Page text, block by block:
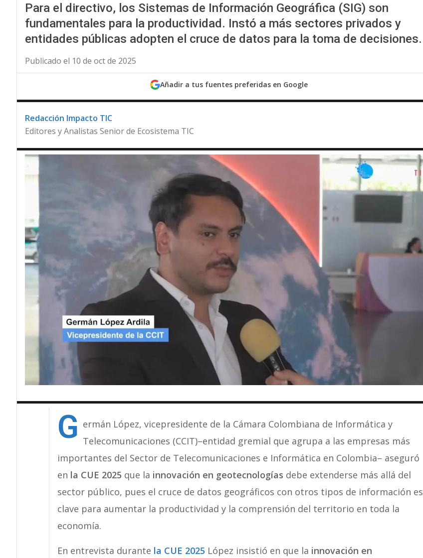
Para el directivo, los Sistemas de Información Geográfica (SIG) son
fundamentales para la productividad. Instó a más sectores privados y
entidades públicas adopten el cruce de datos para la toma de decisiones.
Publicado el 10 de oct de 2025
Añadir a tus fuentes preferidas en Google
Redacción Impacto TIC
Editores y Analistas Senior de Ecosistema TIC
G ermán López, vicepresidente de la Cámara Colombiana de Informática y
Telecomunicaciones (CCIT)–entidad gremial que agrupa a las empresas más
importantes del Sector de Telecomunicaciones e Informática en Colombia– aseguró
en la CUE 2025 que la innovación en geotecnologías debe extenderse más allá del
sector público, pues el cruce de datos geográficos con otros tipos de información es
clave para aumentar la productividad y la comprensión del territorio en toda la
economía.
En entrevista durante la CUE 2025 López insistió en que la innovación en